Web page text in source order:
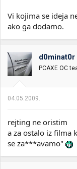
Vi kojima se ideja
ako ga dodamo.
d0minat0r
PCAXE OC
04.05.2009.
rejting ne oristim
a za ostalo iz filma
se za***avamo"